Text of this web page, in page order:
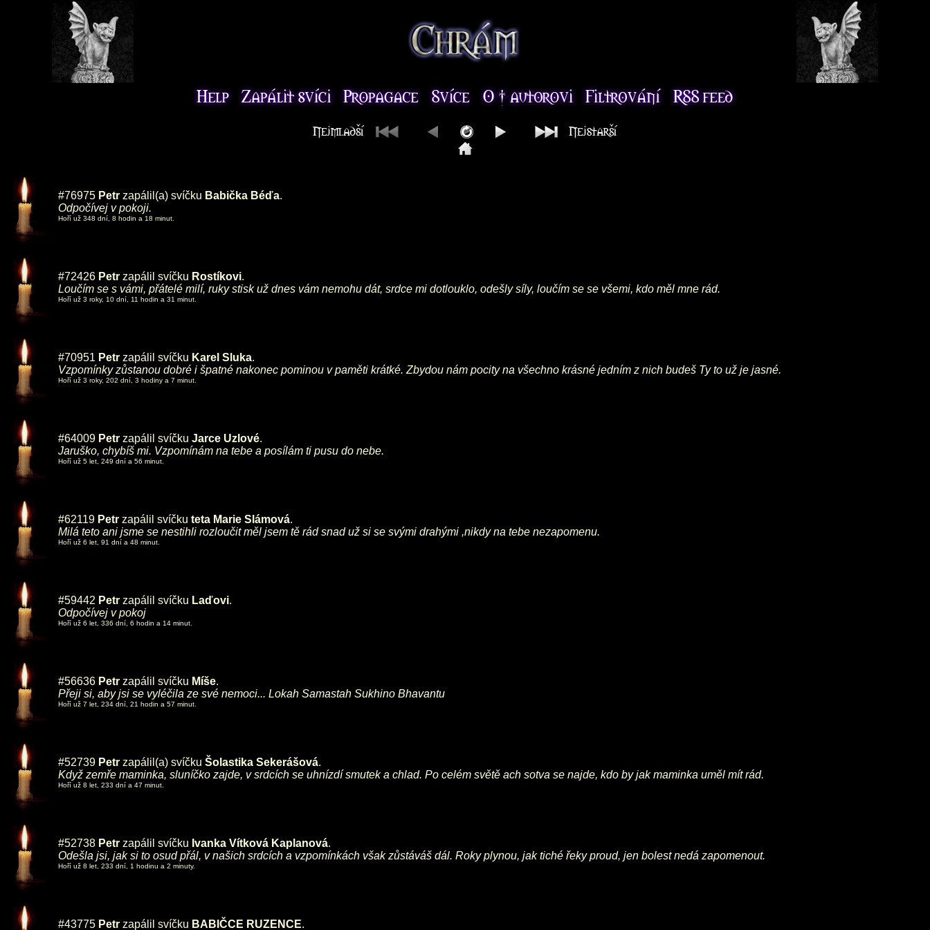
#76975 Petr zapálil(a) svíčku Babička Béďa.
Odpočívej v pokoji.
Hoří už 348 dní, 8 hodin a 18 minut.
#72426 Petr zapálil svíčku Rostíkovi.
Loučím se s vámi, přátelé milí, ruky stisk už dnes vám nemohu dát, srdce mi dotlouklo, odešly síly, loučím se se všemi, kdo měl mne rád.
Hoří už 3 roky, 10 dní, 11 hodin a 31 minut.
#70951 Petr zapálil svíčku Karel Sluka.
Vzpomínky zůstanou dobré i špatné nakonec pominou v paměti krátké. Zbydou nám pocity na všechno krásné jedním z nich budeš Ty to už je jasné.
Hoří už 3 roky, 202 dní, 3 hodiny a 7 minut.
#64009 Petr zapálil svíčku Jarce Uzlové.
Jaruško, chybíš mi. Vzpomínám na tebe a posílám ti pusu do nebe.
Hoří už 5 let, 249 dní a 56 minut.
#62119 Petr zapálil svíčku teta Marie Slámová.
Milá teto ani jsme se nestihli rozloučit měl jsem tě rád snad už si se svými drahými ,nikdy na tebe nezapomenu.
Hoří už 6 let, 91 dní a 48 minut.
#59442 Petr zapálil svíčku Laďovi.
Odpočívej v pokoj
Hoří už 6 let, 336 dní, 6 hodin a 14 minut.
#56636 Petr zapálil svíčku Míše.
Přeji si, aby jsi se vyléčila ze své nemoci... Lokah Samastah Sukhino Bhavantu
Hoří už 7 let, 234 dní, 21 hodin a 57 minut.
#52739 Petr zapálil(a) svíčku Šolastika Sekerášová.
Když zemře maminka, sluníčko zajde, v srdcích se uhnízdí smutek a chlad. Po celém světě ach sotva se najde, kdo by jak maminka uměl mít rád.
Hoří už 8 let, 233 dní a 47 minut.
#52738 Petr zapálil svíčku Ivanka Vítková Kaplanová.
Odešla jsi, jak si to osud přál, v našich srdcích a vzpomínkách však zůstáváš dál. Roky plynou, jak tiché řeky proud, jen bolest nedá zapomenout.
Hoří už 8 let, 233 dní, 1 hodinu a 2 minuty.
#43775 Petr zapálil svíčku BABIČCE RUZENCE.